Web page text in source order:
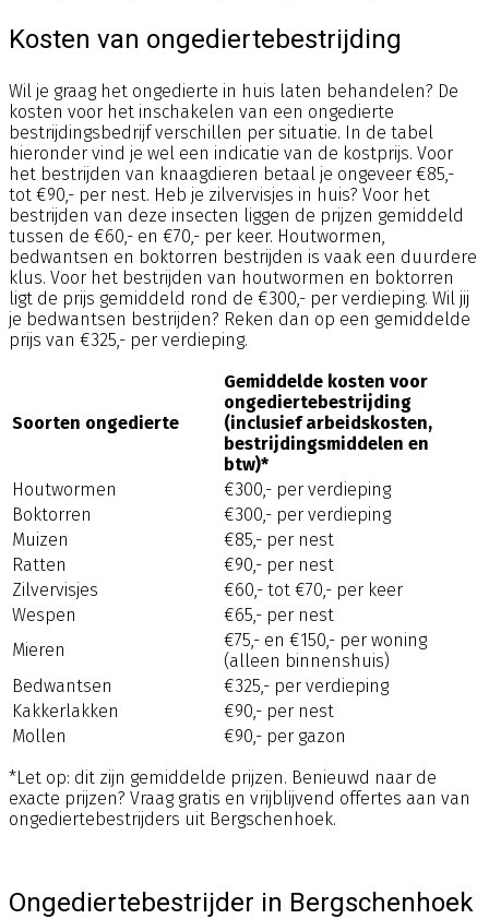
Kosten van ongediertebestrijding
Wil je graag het ongedierte in huis laten behandelen? De
kosten voor het inschakelen van een ongedierte
bestrijdingsbedrijf verschillen per situatie. In de tabel
hieronder vind je wel een indicatie van de kostprijs. Voor
het bestrijden van knaagdieren betaal je ongeveer €85,-
tot €90,- per nest. Heb je zilvervisjes in huis? Voor het
bestrijden van deze insecten liggen de prijzen gemiddeld
tussen de €60,- en €70,- per keer. Houtwormen,
bedwantsen en boktorren bestrijden is vaak een duurdere
klus. Voor het bestrijden van houtwormen en boktorren
ligt de prijs gemiddeld rond de €300,- per verdieping. Wil jij
je bedwantsen bestrijden? Reken dan op een gemiddelde
prijs van €325,- per verdieping.
Soorten ongedierte
Gemiddelde kosten voor
ongediertebestrijding
(inclusief arbeidskosten,
bestrijdingsmiddelen en
btw)*
Houtwormen
€300,- per verdieping
Boktorren
€300,- per verdieping
Muizen
€85,- per nest
Ratten
€90,- per nest
Zilvervisjes
€60,- tot €70,- per keer
Wespen
€65,- per nest
Mieren
€75,- en €150,- per woning
(alleen binnenshuis)
Bedwantsen
€325,- per verdieping
Kakkerlakken
€90,- per nest
Mollen
€90,- per gazon
*Let op: dit zijn gemiddelde prijzen. Benieuwd naar de
exacte prijzen? Vraag gratis en vrijblijvend offertes aan van
ongediertebestrijders uit Bergschenhoek.
Ongediertebestrijder in Bergschenhoek